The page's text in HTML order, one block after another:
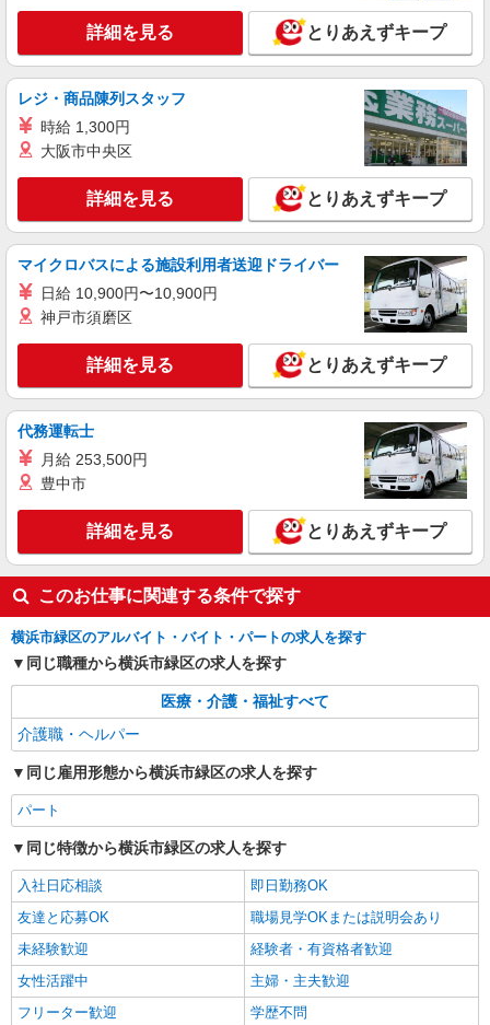
エイジフリーハウス横浜十日市場町
サービス付き高齢者向け住宅／介護職／遅出の
み
時給1,282円〜1,346円 ※経験・能力・資格等
による 社会福祉士・介護福祉士 時給1,346円 その
他資格 時給1,282円 ※一律処遇改善加算含む 〇時
間外勤務手当 〇土日祝勤務手当 〇夜勤手当 〇深
夜勤務手当 〇年末年始勤務手当 〇早朝7:00〜
8:00/夜間18:00〜20:00は時給25％UP
エイジフリーハウス横浜十日市場町 神奈川県
横浜市緑区十日市場町879番地3
キープ 詳細を見る
正社員
エイジフリーハウス横浜十日市場町
介護職／サービス付き高齢者向け住宅／正社員
／介護福祉士／夜勤月4〜5回
月給26万3510円〜26万9670円 ※経験・能力・
資格等による 介護福祉士 月給 26万3510円 社会福
祉士 月給 26万9670円 ※一律処遇改善加算含む ※
夜勤手当6000円/4回を含む 〇資格手当 〇職種手当
〇業務手当 〇首都圏手当 〇時間外勤務手当 〇夜
勤手当 〇深夜勤務手当 〇休日勤務手当 〇年末年
エイジフリーハウス横浜十日市場町 神奈川県
詳細を見る
株式会社トラストグロース 新宿本社 第2営業部
グループホームでの夜専介護士
1夜勤：30150円〜36000円 ※資格や経験など
による
神奈川県横浜市緑区
詳細を見る
職業紹介
株式会社kotrio /●YK-S-2096820
す。就労支援STAFF募集
【正社員】月給240,000〜400,000円 ・基本
給：200,000円〜220,000円 ・資格手当：10,000〜
30,000円 ・役職手当：10,000〜70,000円 ・処遇改
善手当：20,000〜60,000円（勤続年数、保有資格
により変動） ・固定残業手当：20,000円（10時
間） ※固定残業時間を超過する場合には超過勤務
手当として別途支給 ・夜勤手当：10,000円/1回
（上記給与とは別に支給） 下記資格をお持ちの方
歓迎 ・認知症介護基礎研修 ・初任者研修 ・実務
神奈川県横浜市緑区
詳細を見る
詳細を見る とりあえずキープ
レジ・商品陳列スタッフ
時給 1,300円
大阪市中央区
詳細を見る とりあえずキープ
マイクロバスによる施設利用者送迎ドライバー
日給 10,900円〜10,900円
神戸市須磨区
詳細を見る とりあえずキープ
代務運転士
月給 253,500円
豊中市
詳細を見る とりあえずキープ
このお仕事に関連する条件で探す
横浜市緑区のアルバイト・バイト・パートの求人を探す
同じ職種から横浜市緑区の求人を探す
医療・介護・福祉すべて
介護職・ヘルパー
同じ雇用形態から横浜市緑区の求人を探す
パート
同じ特徴から横浜市緑区の求人を探す
入社日応相談
即日勤務OK
友達と応募OK
職場見学OKまたは説明会あり
未経験歓迎
経験者・有資格者歓迎
女性活躍中
主婦・主夫歓迎
フリーター歓迎
学歴不問